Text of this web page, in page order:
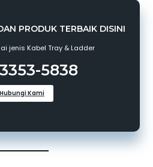
PRODUK TERBAIK DISINI
jenis Kabel Tray & Ladder
5838
Hubungi Kami